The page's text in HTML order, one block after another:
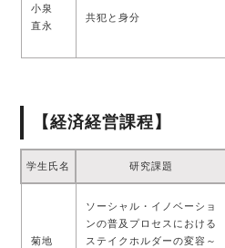
小泉
直永
共犯と身分
【経済経営課程】
学生氏名 研究課題
菊地
ソーシャル・イノベーショ
ンの普及プロセスにおける
ステイクホルダーの変容～